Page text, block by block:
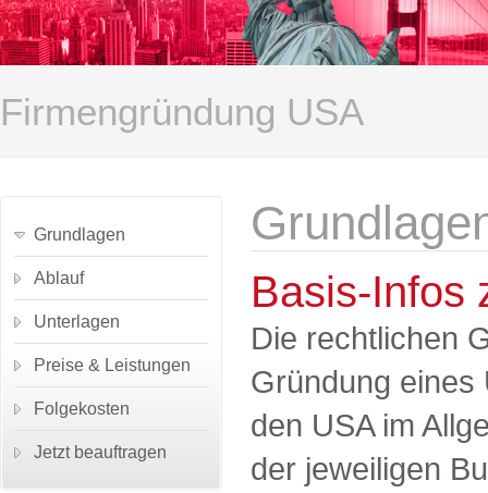
Firmengründung USA
Basis-Infos
Die rechtlichen
Gründung eines
den USA im
der jeweiligen
Grundlagen
Ablauf
Unterlagen
Preise & Leistungen
Folgekosten
Jetzt beauftragen